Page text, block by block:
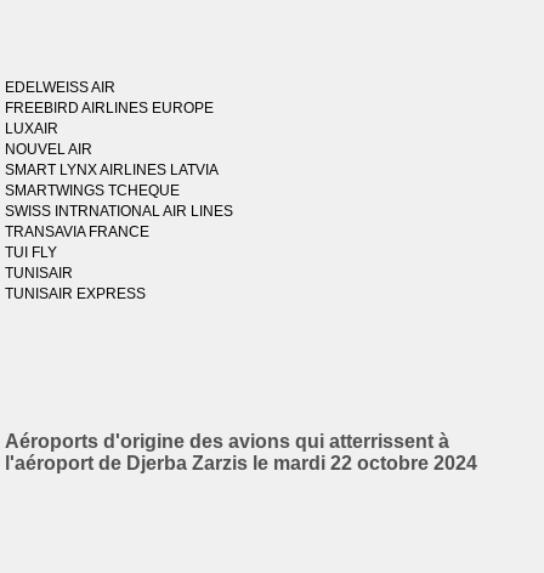
EDELWEISS AIR
FREEBIRD AIRLINES EUROPE
LUXAIR
NOUVEL AIR
SMART LYNX AIRLINES LATVIA
SMARTWINGS TCHEQUE
SWISS INTRNATIONAL AIR LINES
TRANSAVIA FRANCE
TUI FLY
TUNISAIR
TUNISAIR EXPRESS
Aéroports d'origine des avions qui atterrissent à
l'aéroport de Djerba Zarzis le mardi 22 octobre 2024